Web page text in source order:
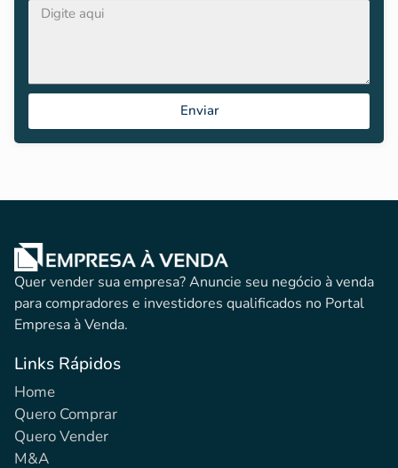
Enviar
Quer vender sua empresa? Anuncie seu negócio à venda
para compradores e investidores qualificados no Portal
Empresa à Venda.
Links Rápidos
Home
Quero Comprar
Quero Vender
M&A